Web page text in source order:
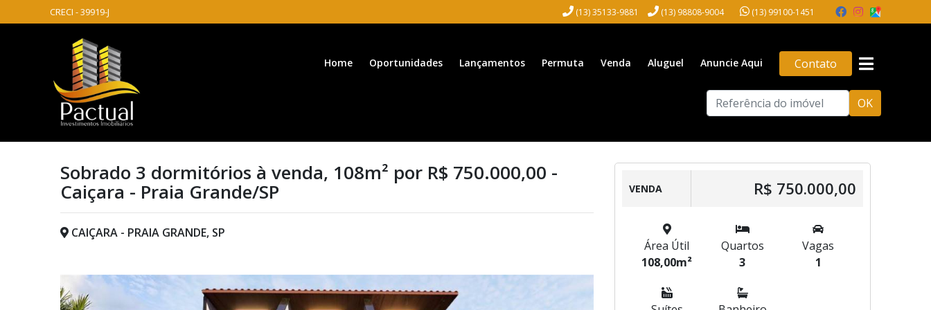
CRECI - 39919-J (13) 35133-9881 (13) 98808-9004 (13) 99100-1451
Home Oportunidades Lançamentos Permuta Venda Aluguel Anuncie Aqui Contato
OK
Sobrado 3 dormitórios à venda, 108m² por R$ 750.000,00 -
Caiçara - Praia Grande/SP
CAIÇARA - PRAIA GRANDE, SP
VENDA R$ 750.000,00
Área Útil
108,00m²
Quartos
3
Vagas
1